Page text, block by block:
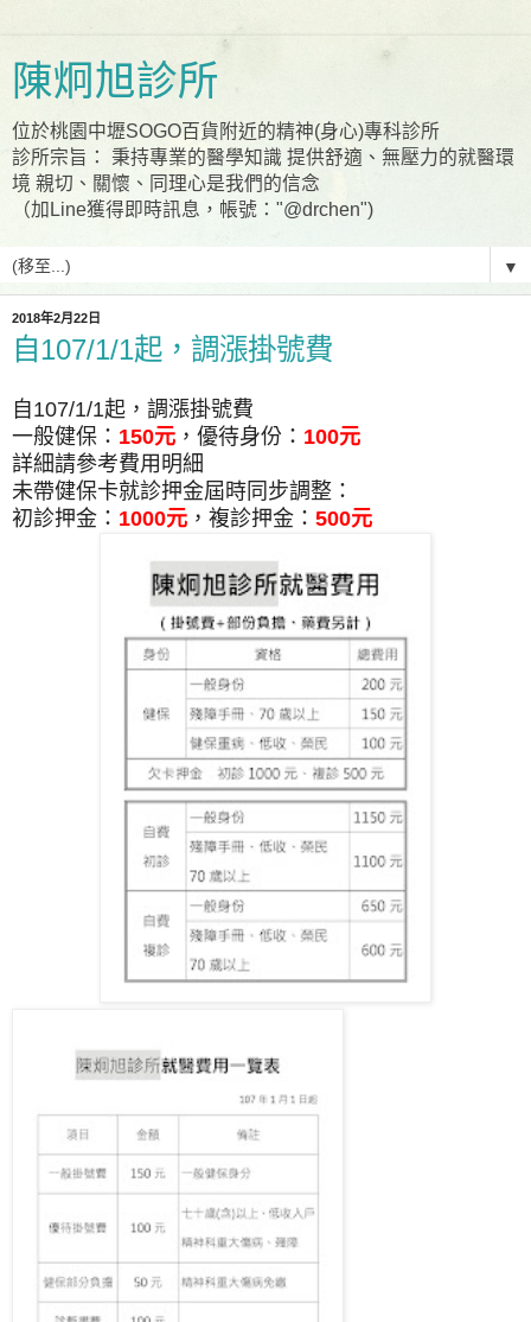
陳炯旭診所
位於桃園中壢SOGO百貨附近的精神(身心)專科診所
診所宗旨： 秉持專業的醫學知識 提供舒適、無壓力的就醫環
境 親切、關懷、同理心是我們的信念
（加Line獲得即時訊息，帳號："@drchen")
▼
2018年2月22日
自107/1/1起，調漲掛號費
自107/1/1起，調漲掛號費
一般健保： 150元 ，優待身份： 100元
詳細請參考費用明細
未帶健保卡就診押金屆時同步調整：
初診押金： 1000元 ，複診押金： 500元